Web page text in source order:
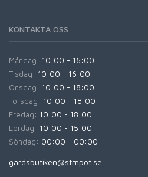
KONTAKTA OSS
Måndag: 10:00 - 16:00
Tisdag: 10:00 - 16:00
Onsdag: 10:00 - 18:00
Torsdag: 10:00 - 18:00
Fredag: 10:00 - 18:00
Lördag: 10:00 - 15:00
Söndag: 00:00 - 00:00
gardsbutiken@stmpot.se